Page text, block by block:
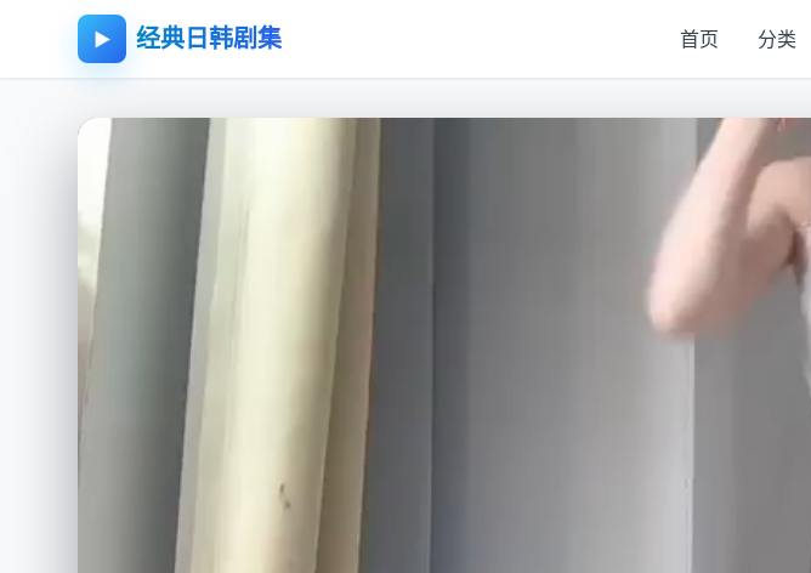
▶ 经典日韩剧集 首页 分类